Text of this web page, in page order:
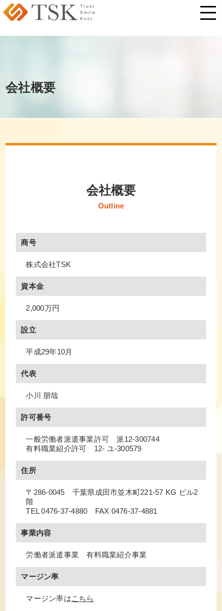
会社概要
会社概要
Outline
商号
株式会社TSK
資本金
2,000万円
設立
平成29年10月
代表
小川 朋哉
許可番号
一般労働者派遣事業許可 派12-300744
有料職業紹介許可 12- ユ-300579
住所
〒286-0045 千葉県成田市並木町221-57 KG ビル2
階
TEL0476-37-4880 FAX 0476-37-4881
事業内容
労働者派遣事業 有料職業紹介事業
マージン率
マージン率はこちら